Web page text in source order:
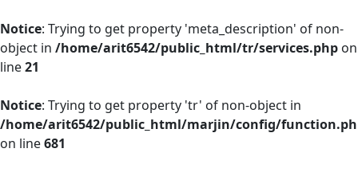
Notice: Trying to get property 'meta_description' of non-
object in /home/arit6542/public_html/tr/services.php on
line21
Notice: Trying to get property 'tr' of non-object in
/home/arit6542/public_html/marjin/config/
on line681